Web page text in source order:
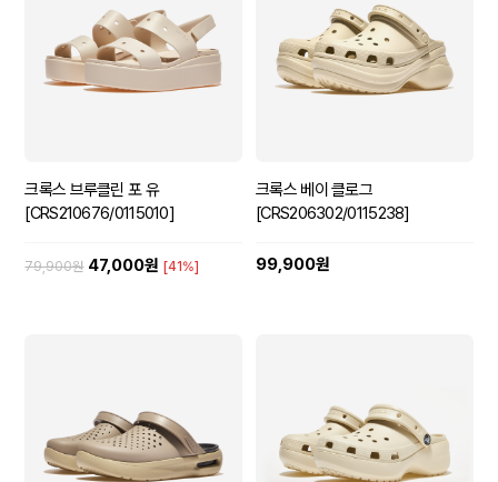
크록스 브루클린 포 유
[CRS210676/0115010]
79,900원 47,000원 [41%]
크록스 베이 클로그
[CRS206302/0115238]
99,900원